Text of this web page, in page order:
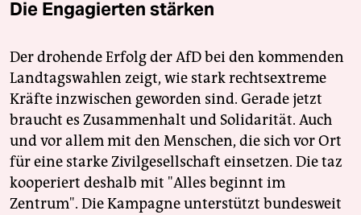
Die Engagierten stärken
Der drohende Erfolg der AfD bei den kommenden
Landtagswahlen zeigt, wie stark rechtsextreme
Kräfte inzwischen geworden sind. Gerade jetzt
braucht es Zusammenhalt und Solidarität. Auch
und vor allem mit den Menschen, die sich vor Ort
für eine starke Zivilgesellschaft einsetzen. Die taz
kooperiert deshalb mit "Alles beginnt im
Zentrum". Die Kampagne unterstützt bundesweit